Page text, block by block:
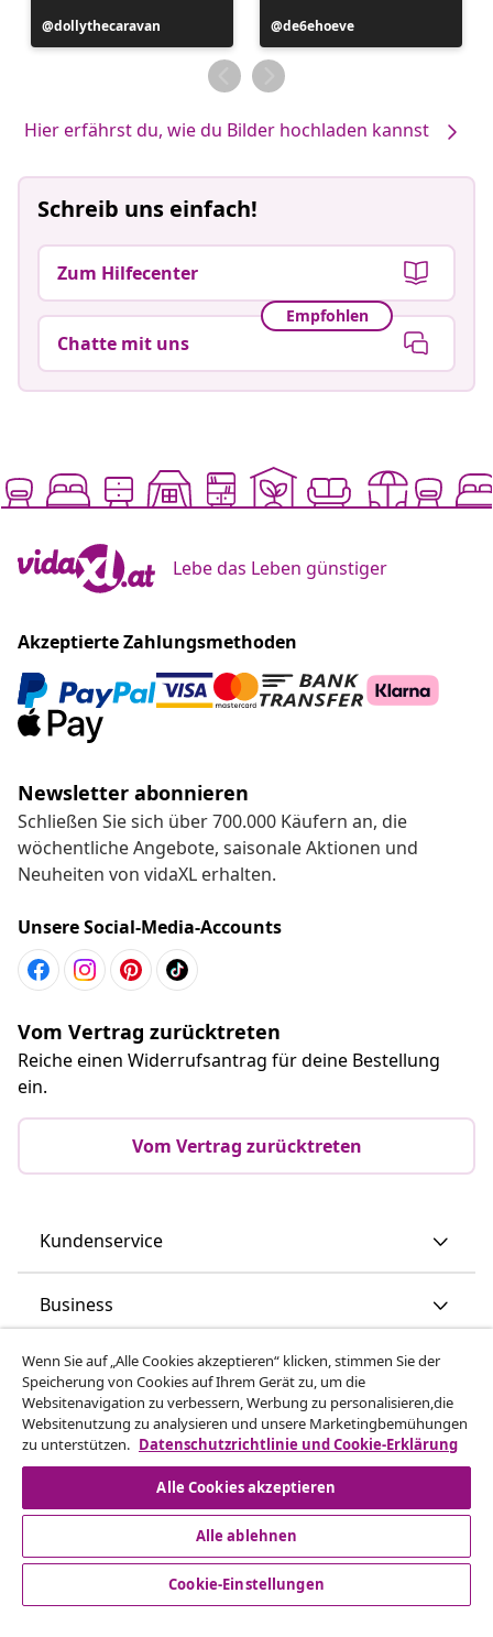
Beitrag
veröffentlicht
dollythecaravan
Beitrag
veröffentlicht
von
de6ehoeve
Hier erfährst du, wie du Bilder hochladen kannst
Schreib uns einfach!
Zum Hilfecenter
Empfohlen
Chatte mit uns
Lebe das Leben günstiger
Akzeptierte Zahlungsmethoden
Newsletter abonnieren
Schließen Sie sich über 700.000 Käufern an, die
wöchentliche Angebote, saisonale Aktionen und
Neuheiten von vidaXL erhalten.
Unsere Social-Media-Accounts
Vom Vertrag zurücktreten
Reiche einen Widerrufsantrag für deine Bestellung
ein.
Vom Vertrag zurücktreten
Kundenservice
Business
vidaXL
Mehr entdecken
© 2008-2026 vidaXL - www.vidaxl.at ist eine Webseite von
Wenn Sie auf „Alle Cookies akzeptieren“ klicken, stimmen Sie der
Speicherung von Cookies auf Ihrem Gerät zu, um die
Websitenavigation zu verbessern, Werbung zu personalisieren,die
Websitenutzung zu analysieren und unsere Marketingbemühungen
zu unterstützen. Datenschutzrichtlinie und Cookie-Erklärung
Alle Cookies akzeptieren
Alle ablehnen
Cookie-Einstellungen